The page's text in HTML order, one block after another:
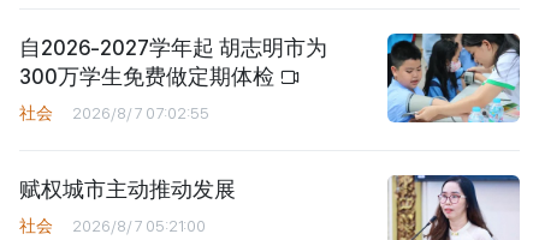
自2026-2027学年起 胡志明市为
300万学生免费做定期体检
社会 2026/8/7 07:02:55
赋权城市主动推动发展
社会 2026/8/7 05:21:00